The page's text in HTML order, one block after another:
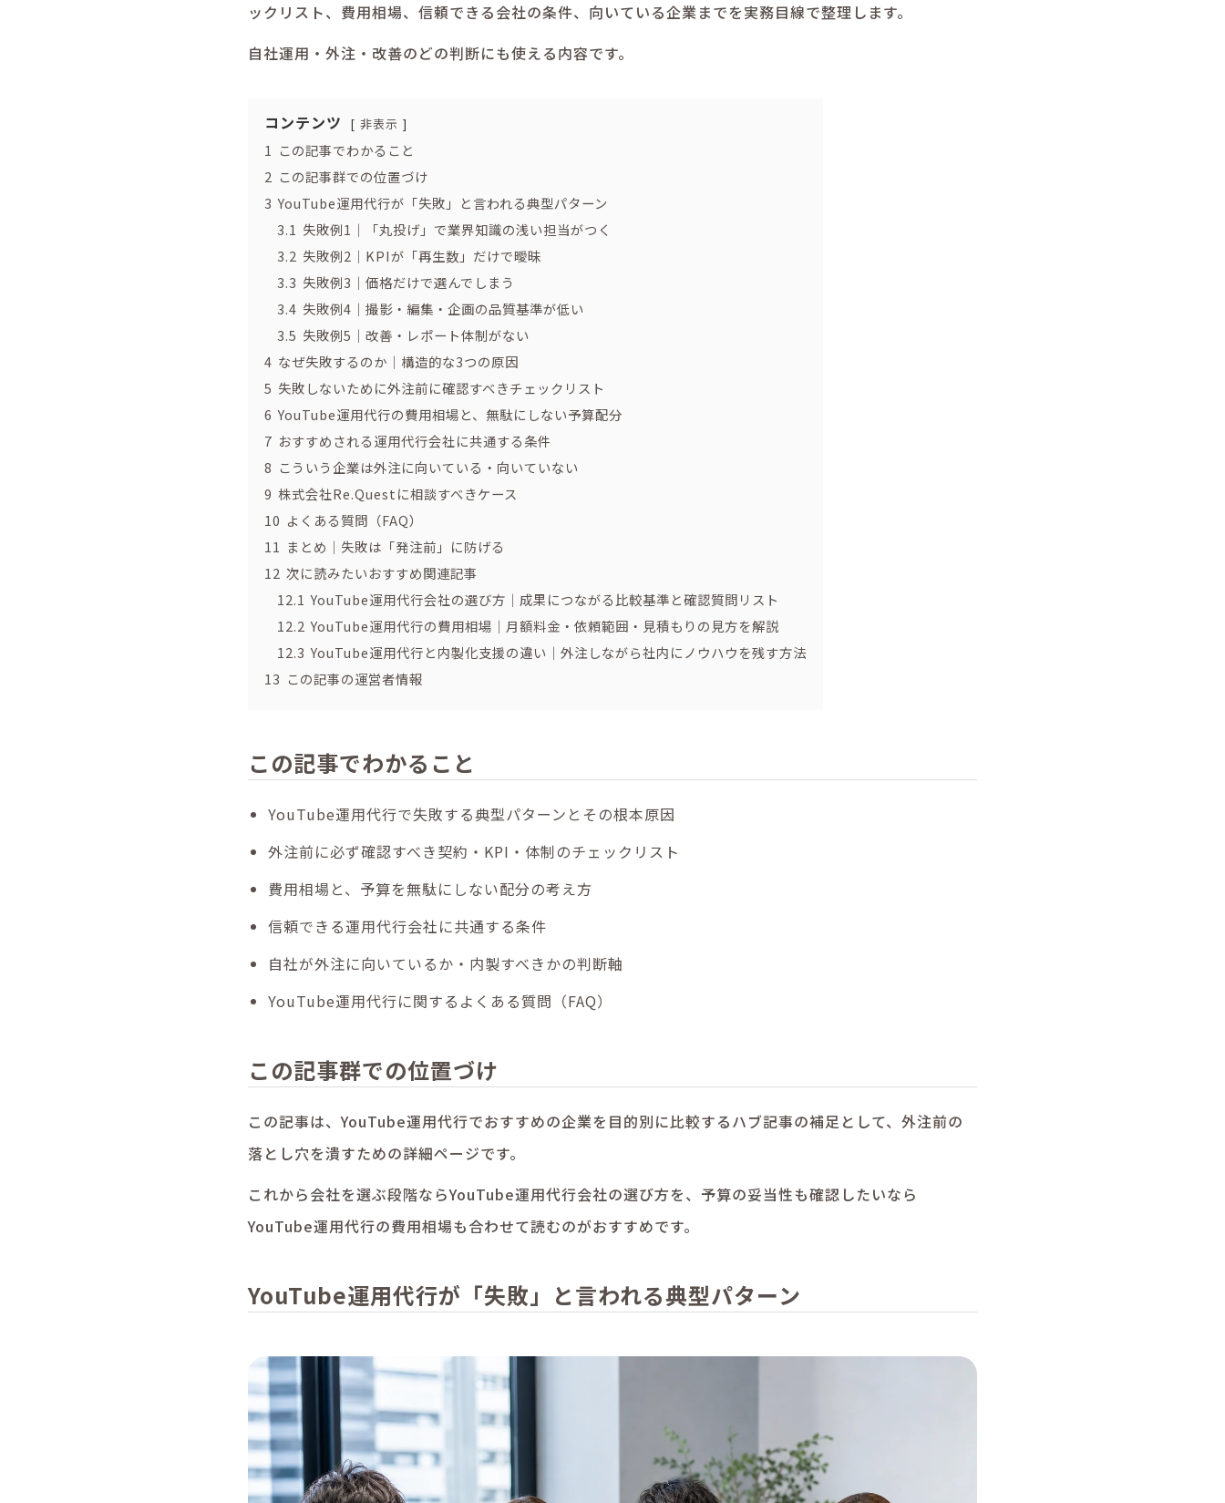
ックリスト、費用相場、信頼できる会社の条件、向いている企業までを実務目線で整理します。
自社運用・外注・改善のどの判断にも使える内容です。
コンテンツ 非表示
1 この記事でわかること
2 この記事群での位置づけ
3 YouTube運用代行が「失敗」と言われる典型パターン
3.1 失敗例1｜「丸投げ」で業界知識の浅い担当がつく
3.2 失敗例2｜KPIが「再生数」だけで曖昧
3.3 失敗例3｜価格だけで選んでしまう
3.4 失敗例4｜撮影・編集・企画の品質基準が低い
3.5 失敗例5｜改善・レポート体制がない
4 なぜ失敗するのか｜構造的な3つの原因
5 失敗しないために外注前に確認すべきチェックリスト
6 YouTube運用代行の費用相場と、無駄にしない予算配分
7 おすすめされる運用代行会社に共通する条件
8 こういう企業は外注に向いている・向いていない
9 株式会社Re.Questに相談すべきケース
10 よくある質問（FAQ）
11 まとめ｜失敗は「発注前」に防げる
12 次に読みたいおすすめ関連記事
12.1 YouTube運用代行会社の選び方｜成果につながる比較基準と確認質問リスト
12.2 YouTube運用代行の費用相場｜月額料金・依頼範囲・見積もりの見方を解説
12.3 YouTube運用代行と内製化支援の違い｜外注しながら社内にノウハウを残す方法
13 この記事の運営者情報
この記事でわかること
YouTube運用代行で失敗する典型パターンとその根本原因
外注前に必ず確認すべき契約・KPI・体制のチェックリスト
費用相場と、予算を無駄にしない配分の考え方
信頼できる運用代行会社に共通する条件
自社が外注に向いているか・内製すべきかの判断軸
YouTube運用代行に関するよくある質問（FAQ）
この記事群での位置づけ
この記事は、YouTube運用代行でおすすめの企業を目的別に比較するハブ記事の補足として、外注前の
落とし穴を潰すための詳細ページです。
これから会社を選ぶ段階ならYouTube運用代行会社の選び方を、予算の妥当性も確認したいなら
YouTube運用代行の費用相場も合わせて読むのがおすすめです。
YouTube運用代行が「失敗」と言われる典型パターン